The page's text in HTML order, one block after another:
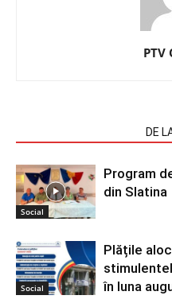
DE
Social
Program
din Slatina
Social
Plățile
în luna